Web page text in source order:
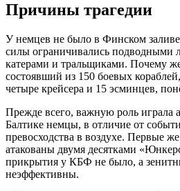
Причины трагедии
У немцев не было в Финском
силы ограничивались подводными
катерами и тральщиками. Почему
состоявший из 150 боевых
четыре крейсера и 15 эсминцев,
Прежде всего, важную роль играла
Балтике немцы, в отличие от
превосходства в воздухе. Первые
атакованы двумя десятками
прикрытия у КБФ не было, а
неэффективны.